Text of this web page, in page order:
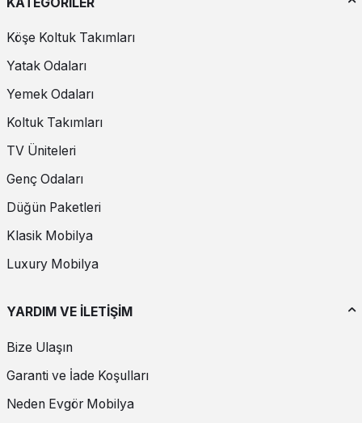
Köşe Koltuk Takımları
Yatak Odaları
Yemek Odaları
Koltuk Takımları
TV Üniteleri
Genç Odaları
Düğün Paketleri
Klasik Mobilya
Luxury Mobilya
YARDIM VE İLETİŞİM
Bize Ulaşın
Garanti ve İade Koşulları
Neden Evgör Mobilya